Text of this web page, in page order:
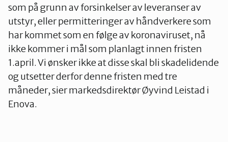
som på grunn av forsinkelser av leveranser av
utstyr, eller permitteringer av håndverkere som
har kommet som en følge av koronaviruset, nå
ikke kommer i mål som planlagt innen fristen
1.april. Vi ønsker ikke at disse skal bli skadelidende
og utsetter derfor denne fristen med tre
måneder, sier markedsdirektør Øyvind Leistad i
Enova.